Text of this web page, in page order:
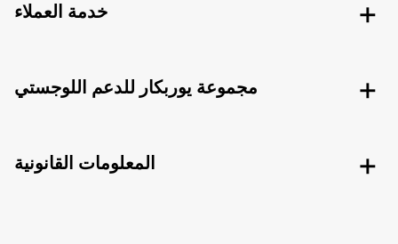
خدمة العملاء
مجموعة يوربكار للدعم اللوجستي
المعلومات القانونية